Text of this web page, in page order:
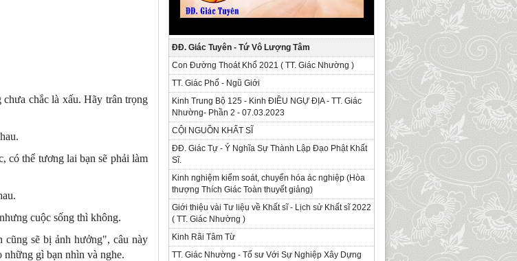
chắc là xấu. Hãy trân trọng
có thể tương lai bạn sẽ phải làm
cuộc sống thì không.
sẽ bị ảnh hưởng", câu này
những gì bạn nhìn và nghe.
ĐĐ. Giác Tuyên - Tứ Vô Lượng Tâm
Con Đường Thoát Khổ 2021 ( TT. Giác Nhường )
TT. Giác Phổ - Ngũ Giới
Kinh Trung Bộ 125 - Kinh ÐIỀU NGỰ ĐỊA - TT. Giác
Nhường- Phần 2 - 07.03.2023
CỘI NGUỒN KHẤT SĨ
ĐĐ. Giác Tự - Ý Nghĩa Sự Thành Lập Đạo Phật Khất
Sĩ.
Kinh nghiệm kiểm soát, chuyển hóa ác nghiệp (Hòa
thượng Thích Giác Toàn thuyết giảng)
Giới thiệu vài Tư liệu về Khất sĩ - Lịch sử Khất sĩ 2022
( TT. Giác Nhường )
Kinh Rãi Tâm Từ
TT. Giác Nhường - Tổ sư Với Sự Nghiệp Xây Dựng